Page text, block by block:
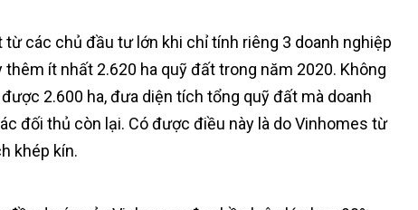
các chủ đầu tư lớn khi chỉ tính riêng 3 doanh nghiệp
thêm ít nhất 2.620 ha quỹ đất trong năm 2020. Không
2.600 ha, đưa diện tích tổng quỹ đất mà doanh
đối thủ còn lại. Có được điều này là do Vinhomes từ
khép kín.